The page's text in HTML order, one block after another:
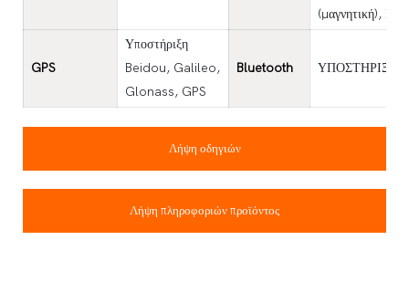
(μαγνητική),
GPS
Υποστήριξη
Beidou, Galileo,
Glonass, GPS
Bluetooth ΥΠΟΣΤΗΡΙΞΗ
Λήψη οδηγιών
Λήψη πληροφοριών προϊόντος